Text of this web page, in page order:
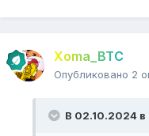
Xoma_BTC
Опубликовано 2
В 02.10.2024 в